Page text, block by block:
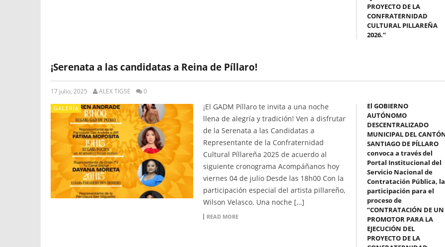
PROYECTO DE LA
CONFRATERNIDAD
CULTURAL PILLAREÑA
2026.”
¡Serenata a las candidatas a Reina de Píllaro!
17 julio, 2025 ALEX TIGSE 0
GALERÍA
¡El GADM Píllaro te invita a una noche
llena de alegría y tradición! Ven a disfrutar
de la Serenata a las Candidatas a
Representante de la Confraternidad
Cultural Píllareña 2025 de acuerdo al
siguiente cronograma Acompáñanos hoy
viernes 04 de julio Desde las 18h00 Con la
participación especial del artista pillareño,
Wilson Velasco. Una noche […]
READ MORE
El GOBIERNO
AUTÓNOMO
DESCENTRALIZADO
MUNICIPAL DEL
SANTIAGO DE PÍLLARO
convoca a través del
Portal Institucional del
Servicio Nacional de
Contratación Pública, la
participación para el
proceso de
“CONTRATACIÓN DE UN
PROMOTOR PARA LA
EJECUCIÓN DEL
PROYECTO DE LA